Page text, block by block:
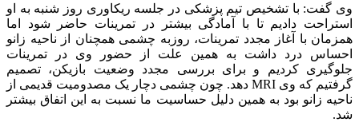
وی گفت: با تشخیص تیم پزشکی در جلسه ریکاوری روز شنبه به او
استراحت دادیم تا با آمادگی بیشتر در تمرینات حاضر شود اما
همزمان با آغاز مجدد تمرینات، روزبه چشمی همچنان از ناحیه زانو
احساس درد داشت به همین علت از حضور وی در تمرینات
جلوگیری کردیم و برای بررسی مجدد وضعیت بازیکن، تصمیم
گرفتیم که وی MRI دهد. چون چشمی دچار یک مصدومیت قدیمی از
ناحیه زانو بود به همین دلیل حساسیت ما نسبت به این اتفاق بیشتر
شد.